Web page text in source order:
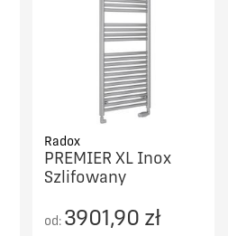
Radox
PREMIER XL Inox
Szlifowany
od: 3901,90 zł